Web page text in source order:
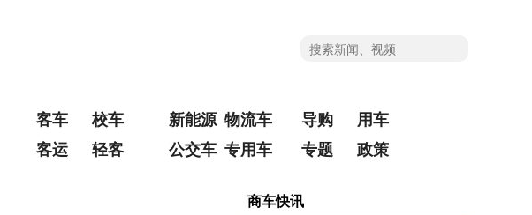
客车
校车
客运
轻客
新能源 物流车
公交车 专用车
导购
用车
专题
政策
商车快讯